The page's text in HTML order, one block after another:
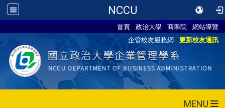
NCCU
首頁 政治大學 商學院
網站導覽
企管校友服務網
更新校友通訊
MENU